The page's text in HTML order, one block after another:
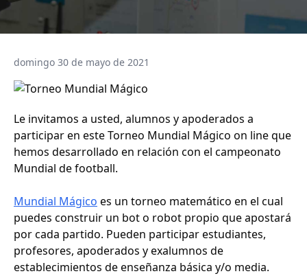
domingo 30 de mayo de 2021
Le invitamos a usted, alumnos y apoderados a
participar en este Torneo Mundial Mágico on line que
hemos desarrollado en relación con el campeonato
Mundial de football.
Mundial Mágico es un torneo matemático en el cual
puedes construir un bot o robot propio que apostará
por cada partido. Pueden participar estudiantes,
profesores, apoderados y exalumnos de
establecimientos de enseñanza básica y/o media.